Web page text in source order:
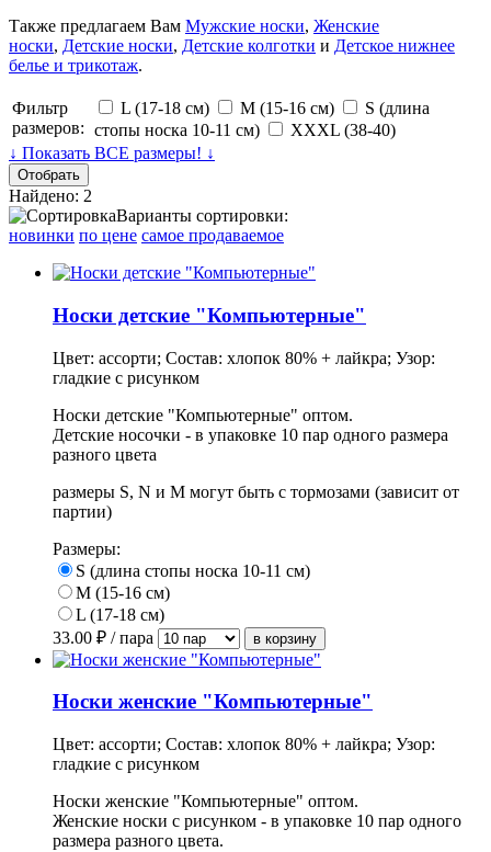
Также предлагаем Вам Мужские носки, Женские
носки, Детские носки, Детские колготки и Детское нижнее
белье и трикотаж.
Фильтр
размеров:
L (17-18 см) M (15-16 см)
S (длина
стопы носка 10-11 см)
XXXL (38-40)
↓ Показать ВСЕ размеры! ↓
Найдено: 2
Варианты сортировки:
новинки по цене самое продаваемое
Носки детские "Компьютерные"
Цвет: ассорти; Состав: хлопок 80% + лайкра; Узор:
гладкие с рисунком
Носки детские "Компьютерные" оптом.
Детские носочки - в упаковке 10 пар одного размера
разного цвета
размеры S, N и М могут быть с тормозами (зависит от
партии)
Размеры:
S (длина стопы носка 10-11 см)
M (15-16 см)
L (17-18 см)
33.00 ₽ / пара
Носки женские "Компьютерные"
Цвет: ассорти; Состав: хлопок 80% + лайкра; Узор:
гладкие с рисунком
Носки женские "Компьютерные" оптом.
Женские носки с рисунком - в упаковке 10 пар одного
размера разного цвета.